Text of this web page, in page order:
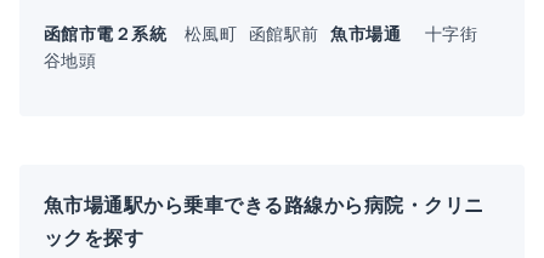
函館市電２系統 松風町 函館駅前 魚市場通
十字街
谷地頭
魚市場通駅から乗車できる路線から病院・クリニ
ックを探す